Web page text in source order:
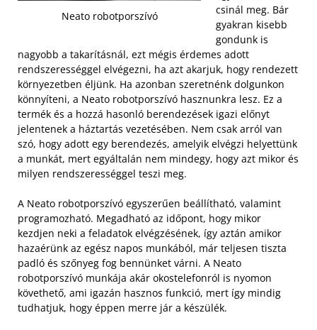
Neato robotporszívó
csinál meg. Bár
gyakran kisebb
gondunk is
nagyobb a takarításnál, ezt mégis érdemes adott
rendszerességgel elvégezni, ha azt akarjuk, hogy rendezett
környezetben éljünk. Ha azonban szeretnénk dolgunkon
könnyíteni, a Neato robotporszívó hasznunkra lesz. Ez a
termék és a hozzá hasonló berendezések igazi előnyt
jelentenek a háztartás vezetésében. Nem csak arról van
szó, hogy adott egy berendezés, amelyik elvégzi helyettünk
a munkát, mert egyáltalán nem mindegy, hogy azt mikor és
milyen rendszerességgel teszi meg.
A Neato robotporszívó egyszerűen beállítható, valamint
programozható. Megadható az időpont, hogy mikor
kezdjen neki a feladatok elvégzésének, így aztán amikor
hazaérünk az egész napos munkából, már teljesen tiszta
padló és szőnyeg fog bennünket várni. A Neato
robotporszívó munkája akár okostelefonról is nyomon
követhető, ami igazán hasznos funkció, mert így mindig
tudhatjuk, hogy éppen merre jár a készülék.